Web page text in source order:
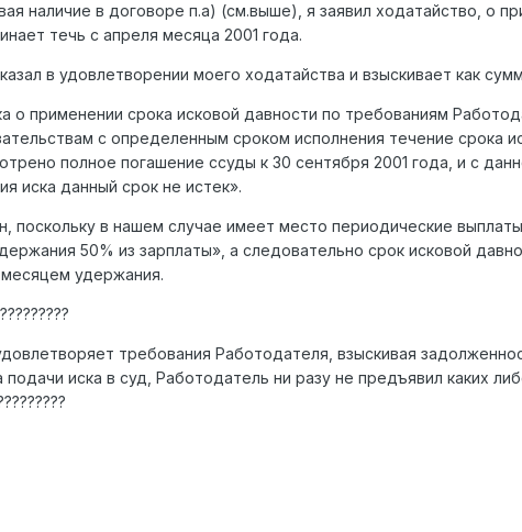
наличие в договоре п.а) (см.выше), я заявил ходатайство, о
течь с апреля месяца 2001 года.
в удовлетворении моего ходатайства и взыскивает как
о применении срока исковой давности по требованиям
с определенным сроком исполнения течение срока
полное погашение ссуды к 30 сентября 2001 года, и с
иска данный срок не истек».
поскольку в нашем случае имеет место периодические
50% из зарплаты», а следовательно срок исковой
удержания.
требования Работодателя, взыскивая
иска в суд, Работодатель ни разу не предъявил каких